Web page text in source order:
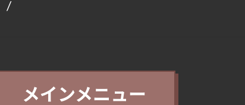
メインメニュー